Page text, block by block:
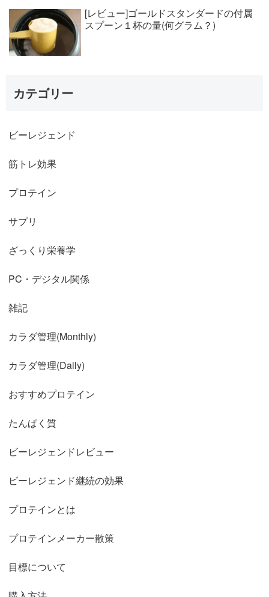
[レビュー]ゴールドスタンダードの付属
スプーン１杯の量(何グラム？)
カテゴリー
ビーレジェンド
筋トレ効果
プロテイン
サプリ
ざっくり栄養学
PC・デジタル関係
雑記
カラダ管理(Monthly)
カラダ管理(Daily)
おすすめプロテイン
たんぱく質
ビーレジェンドレビュー
ビーレジェンド継続の効果
プロテインとは
プロテインメーカー散策
目標について